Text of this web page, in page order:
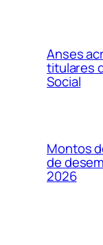
Anses
titulares
Social
Montos
de
2026